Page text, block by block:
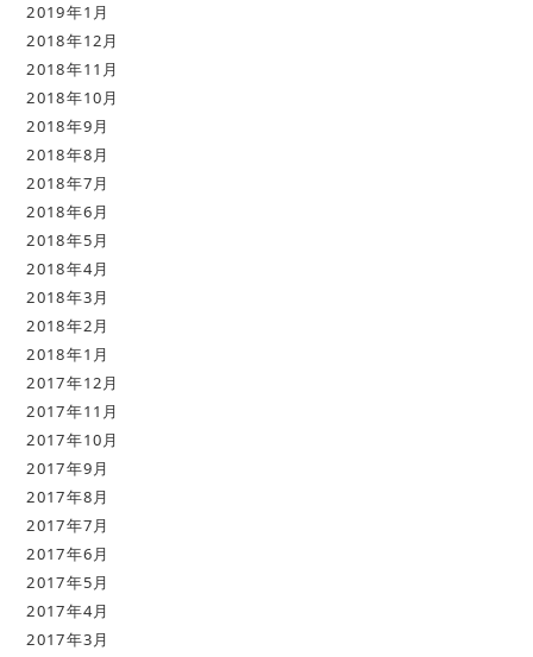
2019年1月
2018年12月
2018年11月
2018年10月
2018年9月
2018年8月
2018年7月
2018年6月
2018年5月
2018年4月
2018年3月
2018年2月
2018年1月
2017年12月
2017年11月
2017年10月
2017年9月
2017年8月
2017年7月
2017年6月
2017年5月
2017年4月
2017年3月